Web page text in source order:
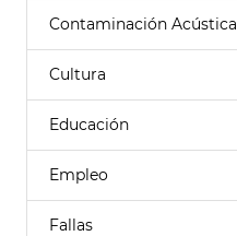
Contaminación Acústica
Cultura
Educación
Empleo
Fallas